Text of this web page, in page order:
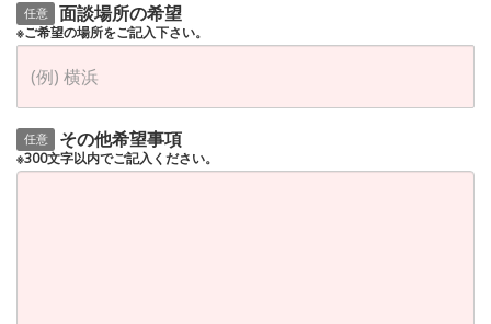
任意 面談場所の希望
※ご希望の場所をご記入下さい。
任意 その他希望事項
※300文字以内でご記入ください。